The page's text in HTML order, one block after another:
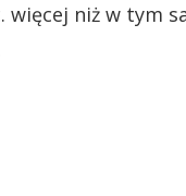
więcej niż w tym